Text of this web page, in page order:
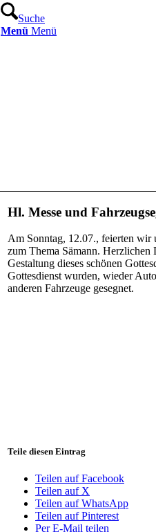
Suche
Menü Menü
Hl. Messe und
Am Sonntag, 12.07., feierten wir
zum Thema Sämann.
Gestaltung dieses schönen
Gottesdienst wurden, wieder
anderen Fahrzeuge gesegnet.
Teile diesen Eintrag
Teilen auf Facebook
Teilen auf X
Teilen auf WhatsApp
Teilen auf Pinterest
Per E-Mail teilen